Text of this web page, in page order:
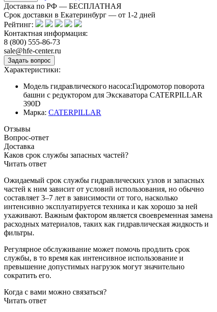
Доставка по РФ — БЕСПЛАТНАЯ
Срок доставки в Екатеринбург — от 1-2 дней
Рейтинг:
Контактная информация:
8 (800) 555-86-73
sale@hfe-center.ru
Характеристики:
Модель гидравлического насоса:Гидромотор поворота
башни с редуктором для Экскаватора CATERPILLAR
390D
Марка: CATERPILLAR
Отзывы
Вопрос-ответ
Доставка
Каков срок службы запасных частей?
Читать ответ
Ожидаемый срок службы гидравлических узлов и запасных
частей к ним зависит от условий использования, но обычно
составляет 3–7 лет в зависимости от того, насколько
интенсивно эксплуатируется техника и как хорошо за ней
ухаживают. Важным фактором является своевременная замена
расходных материалов, таких как гидравлическая жидкость и
фильтры.
Регулярное обслуживание может помочь продлить срок
службы, в то время как интенсивное использование и
превышение допустимых нагрузок могут значительно
сократить его.
Когда с вами можно связаться?
Читать ответ